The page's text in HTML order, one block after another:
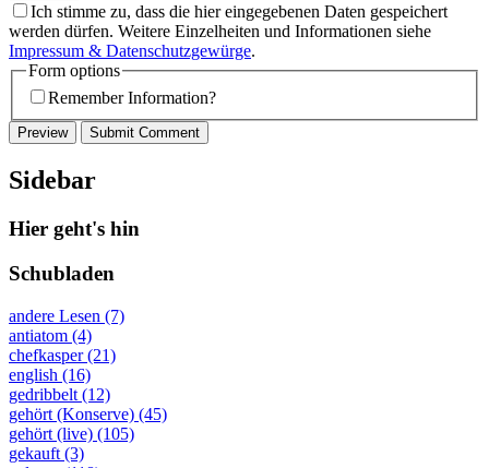
Ich stimme zu, dass die hier eingegebenen Daten gespeichert
werden dürfen. Weitere Einzelheiten und Informationen siehe
Impressum & Datenschutzgewürge.
Form options
Remember Information?
Sidebar
Hier geht's hin
Schubladen
andere Lesen (7)
antiatom (4)
chefkasper (21)
english (16)
gedribbelt (12)
gehört (Konserve) (45)
gehört (live) (105)
gekauft (3)